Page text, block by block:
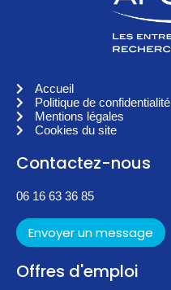
Accueil
Politique de confidentialité
Mentions légales
Cookies du site
Contactez-nous
06 16 63 36 85
Envoyer un message
Offres d'emploi